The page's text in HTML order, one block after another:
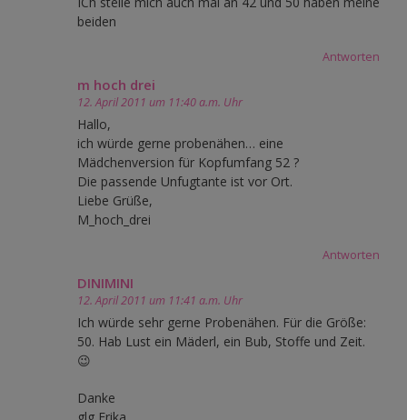
beiden
Antworten
m hoch drei
12. April 2011 um 11:40 a.m. Uhr
Hallo,
ich würde gerne probenähen… eine
Mädchenversion für Kopfumfang 52 ?
Die passende Unfugtante ist vor Ort.
Liebe Grüße,
M_hoch_drei
Antworten
DINIMINI
12. April 2011 um 11:41 a.m. Uhr
Ich würde sehr gerne Probenähen. Für die Größe:
50. Hab Lust ein Mäderl, ein Bub, Stoffe und Zeit.
😉
Danke